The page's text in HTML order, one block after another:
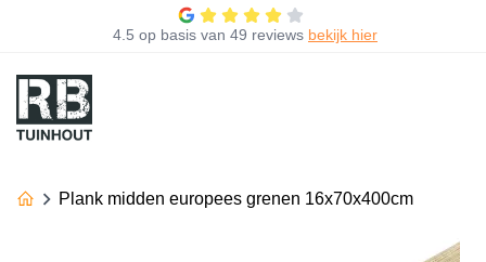
4.5 op basis van 49 reviews bekijk hier
Plank midden europees grenen 16x70x400cm